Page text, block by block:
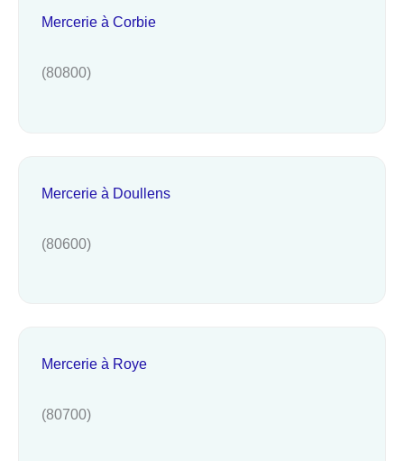
Mercerie à Corbie
(80800)
Mercerie à Doullens
(80600)
Mercerie à Roye
(80700)